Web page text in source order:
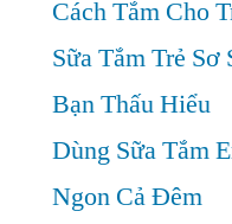
Cách Tắm Cho
Sữa Tắm Trẻ
Bạn Thấu Hiểu
Dùng Sữa Tắm
Ngon Cả Đêm